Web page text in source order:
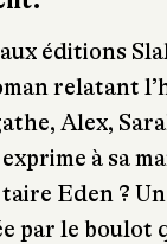
éditions
relatant
Alex,
à sa
Eden ?
par le boulot